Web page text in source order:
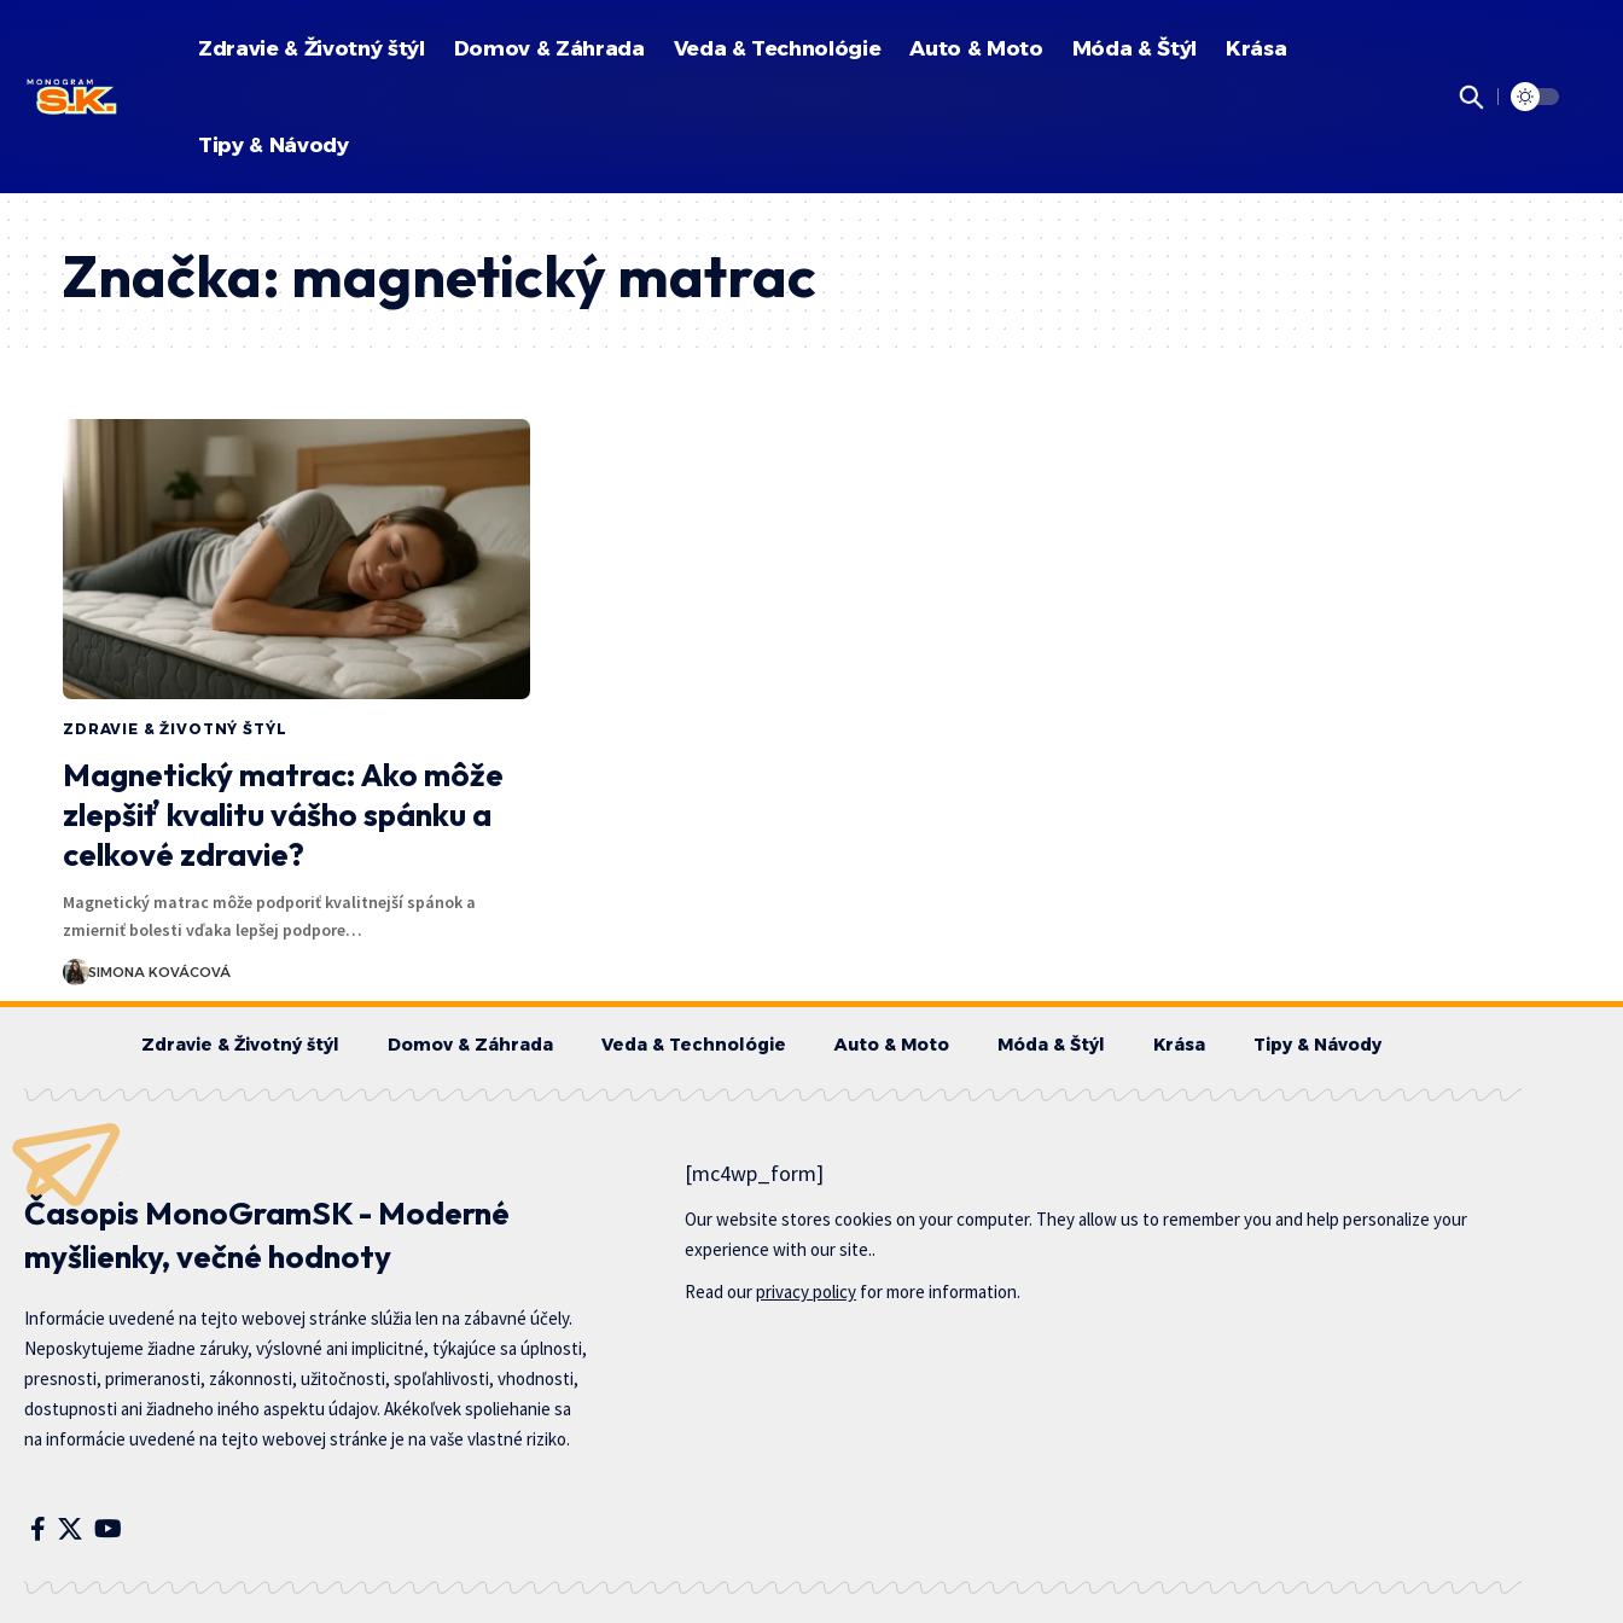
Zdravie & Životný štýl Domov & Záhrada Veda & Technológie Auto & Moto Móda & Štýl Krása
Tipy & Návody
Značka:magnetický matrac
ZDRAVIE & ŽIVOTNÝ ŠTÝL
Magnetický matrac: Ako môže
zlepšiť kvalitu vášho spánku a
celkové zdravie?
Magnetický matrac môže podporiť kvalitnejší spánok a
zmierniť bolesti vďaka lepšej podpore…
SIMONA KOVÁCOVÁ
Zdravie & Životný štýl Domov & Záhrada Veda & Technológie Auto & Moto Móda & Štýl Krása Tipy & Návody
Časopis MonoGramSK - Moderné
myšlienky, večné hodnoty
Informácie uvedené na tejto webovej stránke slúžia len na zábavné účely.
Neposkytujeme žiadne záruky, výslovné ani implicitné, týkajúce sa úplnosti,
presnosti, primeranosti, zákonnosti, užitočnosti, spoľahlivosti, vhodnosti,
dostupnosti ani žiadneho iného aspektu údajov. Akékoľvek spoliehanie sa
na informácie uvedené na tejto webovej stránke je na vaše vlastné riziko.
[mc4wp_form]
Our website stores cookies on your computer. They allow us to remember you and help personalize your
experience with our site..
Read ourprivacy policy for more information.